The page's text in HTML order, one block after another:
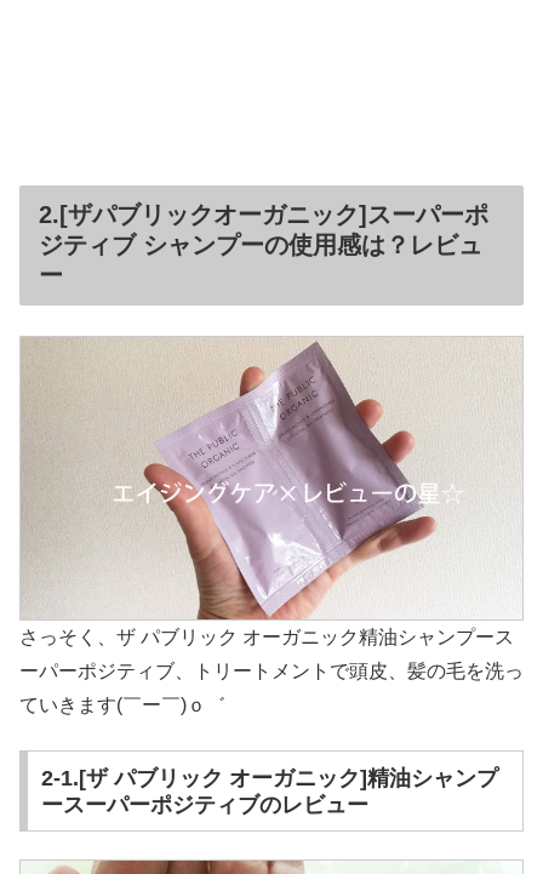
2.[ザパブリックオーガニック]スーパーポ
ジティブ シャンプーの使用感は？レビュ
ー
さっそく、ザ パブリック オーガニック精油シャンプース
ーパーポジティブ、トリートメントで頭皮、髪の毛を洗っ
ていきます(￣ー￣)ｏ゛
2-1.[ザ パブリック オーガニック]精油シャンプ
ースーパーポジティブのレビュー